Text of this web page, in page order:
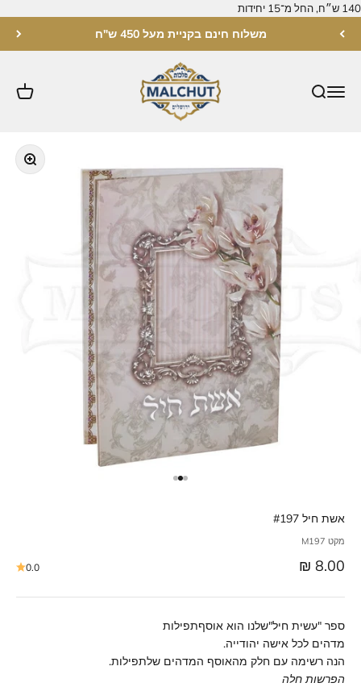
משלוח חינם בקניית מעל 450 ש"ח
מלכות ירושלים
תקריב
אשת חיל #197
מקט M197
מחיר מבצע
8.00 ₪
0.0
ספר "עשית חיל"שלנו הוא אוסףתפילות
מדהים לכל אישה יהודייה.
הנה רשימה עם חלק מהאוסף המדהים שלתפילות.
הפרשות חלה